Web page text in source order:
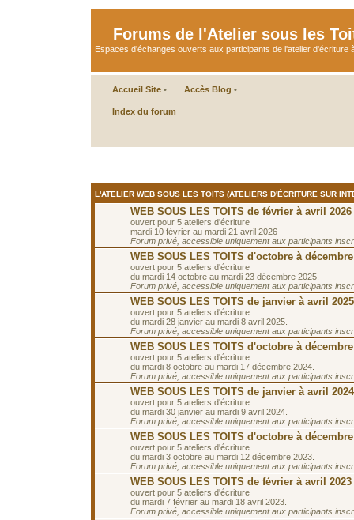
Forums de l'Atelier sous les
Espaces d'échanges ouverts aux participants de l'atelier d'écriture
Accueil Site • Accès Blog •
Index du forum
L'ATELIER WEB SOUS LES TOITS (ATELIERS D'ÉCRITURE SUR
WEB SOUS LES TOITS de février à avril 2026
ouvert pour 5 ateliers d'écriture
mardi 10 février au mardi 21 avril 2026
Forum privé, accessible uniquement aux participants
WEB SOUS LES TOITS d'octobre à décembre
ouvert pour 5 ateliers d'écriture
du mardi 14 octobre au mardi 23 décembre 2025.
Forum privé, accessible uniquement aux participants
WEB SOUS LES TOITS de janvier à avril 2025
ouvert pour 5 ateliers d'écriture
du mardi 28 janvier au mardi 8 avril 2025.
Forum privé, accessible uniquement aux participants
WEB SOUS LES TOITS d'octobre à décembre
ouvert pour 5 ateliers d'écriture
du mardi 8 octobre au mardi 17 décembre 2024.
Forum privé, accessible uniquement aux participants
WEB SOUS LES TOITS de janvier à avril 2024
ouvert pour 5 ateliers d'écriture
du mardi 30 janvier au mardi 9 avril 2024.
Forum privé, accessible uniquement aux participants
WEB SOUS LES TOITS d'octobre à décembre
ouvert pour 5 ateliers d'écriture
du mardi 3 octobre au mardi 12 décembre 2023.
Forum privé, accessible uniquement aux participants
WEB SOUS LES TOITS de février à avril 2023
ouvert pour 5 ateliers d'écriture
du mardi 7 février au mardi 18 avril 2023.
Forum privé, accessible uniquement aux participants